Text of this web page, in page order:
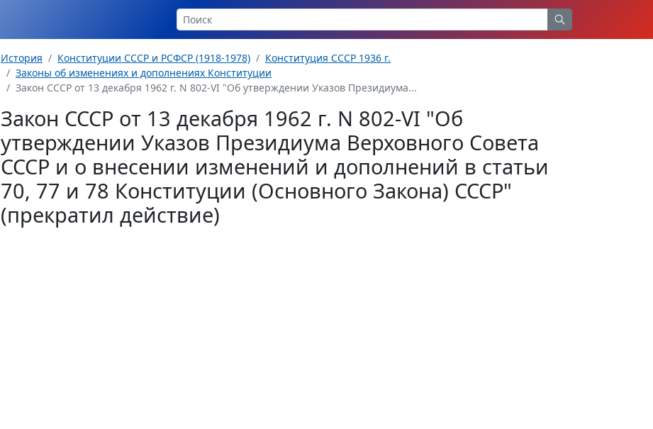
История Конституции СССР и РСФСР (1918-1978)
Конституция СССР 1936 г.
Законы об изменениях и дополнениях Конституции
Закон СССР от 13 декабря 1962 г. N 802-VI "Об утверждении Указов Президиума...
Закон СССР от 13 декабря 1962 г. N 802-VI "Об
утверждении Указов Президиума Верховного Совета
СССР и о внесении изменений и дополнений в статьи
70, 77 и 78 Конституции (Основного Закона) СССР"
(прекратил действие)